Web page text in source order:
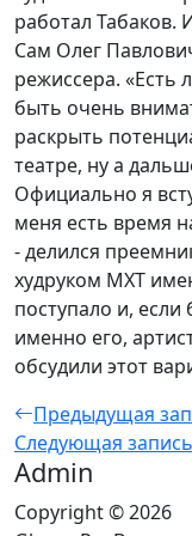
работал Табаков.
Сам Олег
режиссера. «Есть
быть очень
раскрыть
театре, ну а
Официально я
меня есть время
- делился
худруком МХТ
поступало и, если
именно его,
обсудили этот
Предыдущая
Следующая запись
Admin
Copyright © 2026